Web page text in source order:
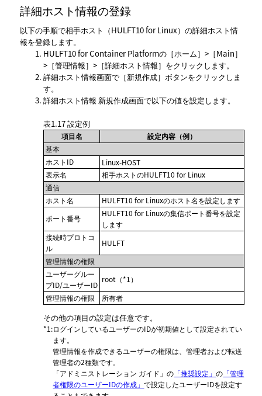
詳細ホスト情報の登録
以下の手順で相手ホスト（HULFT10 for Linux）の詳細ホスト情
報を登録します。
HULFT10 for Container Platformの
ホーム >
Main
>
管理情報 > 詳細ホスト情報
をクリックします。
詳細ホスト情報画面で 新規作成
ボタンをクリックしま
す。
詳細ホスト情報 新規作成画面で以下の値を設定します。
表1.17設定例
項目名
設定内容（例）
基本
ホストID
Linux-HOST
表示名
相手ホストのHULFT10 for Linux
通信
ホスト名
HULFT10 for Linuxのホスト名を設定します
ポート番号
HULFT10 for Linuxの集信ポート番号を設定
します
接続時プロトコ
ル
HULFT
管理情報の権限
ユーザーグルー
プID/ユーザーID
root（*1）
管理情報の権限
所有者
その他の項目の設定は任意です。
*1:ログインしているユーザーのIDが初期値として設定されてい
ます。
管理情報を作成できるユーザーの権限は、管理者および転送
管理者の2種類です。
「アドミニストレーション ガイド」の 「推奨設定」の 「管理
者権限のユーザーIDの作成」で設定したユーザーIDを設定す